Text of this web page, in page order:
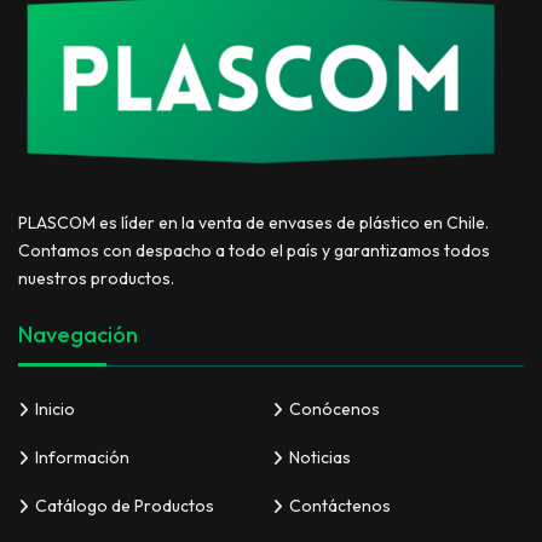
PLASCOM es líder en la venta de envases de plástico en Chile.
Contamos con despacho a todo el país y garantizamos todos
nuestros productos.
Navegación
Inicio Conócenos
Información Noticias
Catálogo de Productos Contáctenos